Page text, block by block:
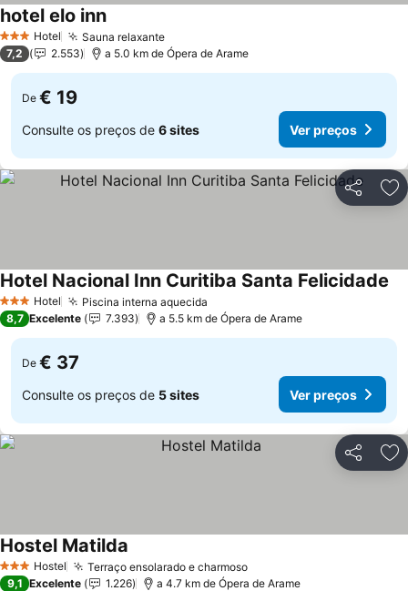
3 EstrelasHotel Sauna relaxante
hotel elo inn
7,2 2.553 a 5.0 km de Ópera de Arame
De € 19
Consulte os preços de 6 sites Ver preços
Partilhar
3 EstrelasHotel Piscina interna aquecida
Hotel Nacional Inn Curitiba Santa Felicidade
8,7 Excelente 7.393 a 5.5 km de Ópera de Arame
De € 37
Consulte os preços de 5 sites Ver preços
Partilhar
3 EstrelasHostel Terraço ensolarado e charmoso
Hostel Matilda
9,1 Excelente 1.226 a 4.7 km de Ópera de Arame